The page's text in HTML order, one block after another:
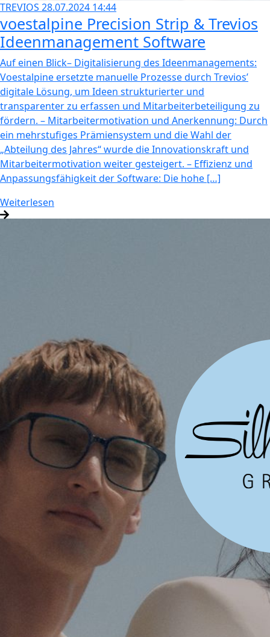
TREVIOS 28.07.2024 14:44
voestalpine Precision Strip & Trevios
Ideenmanagement Software
Auf einen Blick– Digitalisierung des Ideenmanagements:
Voestalpine ersetzte manuelle Prozesse durch Trevios’
digitale Lösung, um Ideen strukturierter und
transparenter zu erfassen und Mitarbeiterbeteiligung zu
fördern. – Mitarbeitermotivation und Anerkennung: Durch
ein mehrstufiges Prämiensystem und die Wahl der
„Abteilung des Jahres“ wurde die Innovationskraft und
Mitarbeitermotivation weiter gesteigert. – Effizienz und
Anpassungsfähigkeit der Software: Die hohe […]
Weiterlesen